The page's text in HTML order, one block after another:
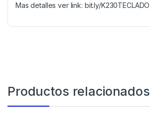
Mas detalles ver link: bit.ly/K230TECLADO
Productos relacionados